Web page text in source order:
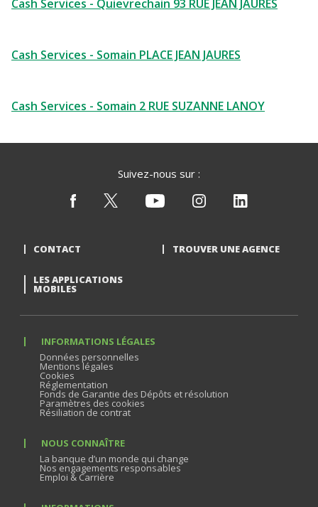
Cash Services - Quievrechain 93 RUE JEAN JAURES
Cash Services - Somain PLACE JEAN JAURES
Cash Services - Somain 2 RUE SUZANNE LANOY
Suivez-nous sur :
CONTACT TROUVER UNE AGENCE
LES APPLICATIONS
MOBILES
INFORMATIONS LÉGALES
Données personnelles
Mentions légales
Cookies
Réglementation
Fonds de Garantie des Dépôts et résolution
Paramètres des cookies
Résiliation de contrat
NOUS CONNAÎTRE
La banque d’un monde qui change
Nos engagements responsables
Emploi & Carrière